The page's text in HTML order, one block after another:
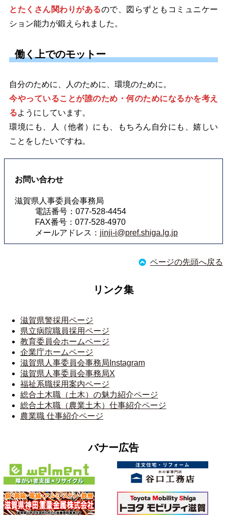
とたくさん関わりがあるので、図らずともコミュニケー
ション能力が鍛えられました。
働く上でのモットー
自分のために、人のために、環境のために。
今やっていることが誰のため・何のためになるかを考え
るようにしています。
環境にも、人（他者）にも、もちろん自分にも、嬉しい
ことをしたいですね。
お問い合わせ
滋賀県人事委員会事務局
電話番号：077-528-4454
FAX番号：077-528-4970
メールアドレス： jinji-i@pref.shiga.lg.jp
ページの先頭へ戻る
リンク集
滋賀県警採用ページ
県立病院職員採用ページ
教育委員会ホームページ
企業庁ホームページ
滋賀県人事委員会事務局Instagram
滋賀県人事委員会事務局X
福祉系職採用案内ページ
総合土木職（土木）の魅力紹介ページ
総合土木職（農業土木）仕事紹介ページ
農業職 仕事紹介ページ
バナー広告